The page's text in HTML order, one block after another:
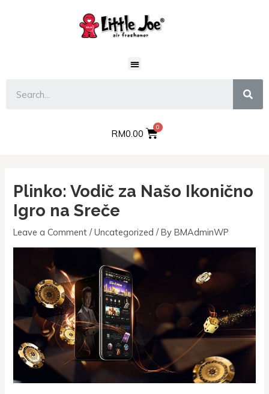
RM0.00
Plinko: Vodič za Našo Ikonično
Igro na Sreče
Leave a Comment /Uncategorized / ByBMAdminWP